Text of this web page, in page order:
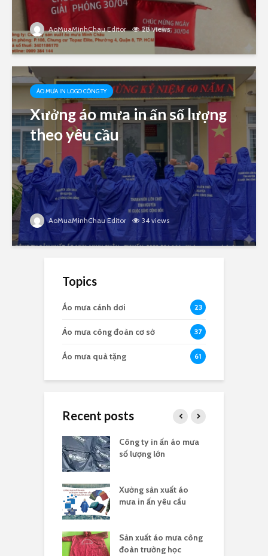
AoMuaMinhChau Editor 28 views
ÁO MƯA IN LOGO CÔNG TY
Xưởng áo mưa in ấn số lượng
theo yêu cầu
AoMuaMinhChau Editor 34 views
Topics
Áo mưa cánh dơi 23
Áo mưa công đoàn cơ sở 37
Áo mưa quà tặng 61
Recent posts
Công ty in ấn áo mưa
số lượng lớn
Xưởng sản xuất áo
mưa in ấn yêu cầu
Sản xuất áo mưa công
đoàn trường học